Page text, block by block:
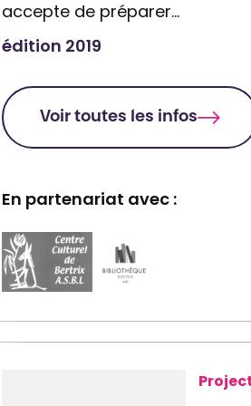
t
u
e
l
B
r
t
i
accepte de préparer…
édition 2019
Voir toutes les infos
En partenariat avec :
P
a
r
t
e
r
t
e